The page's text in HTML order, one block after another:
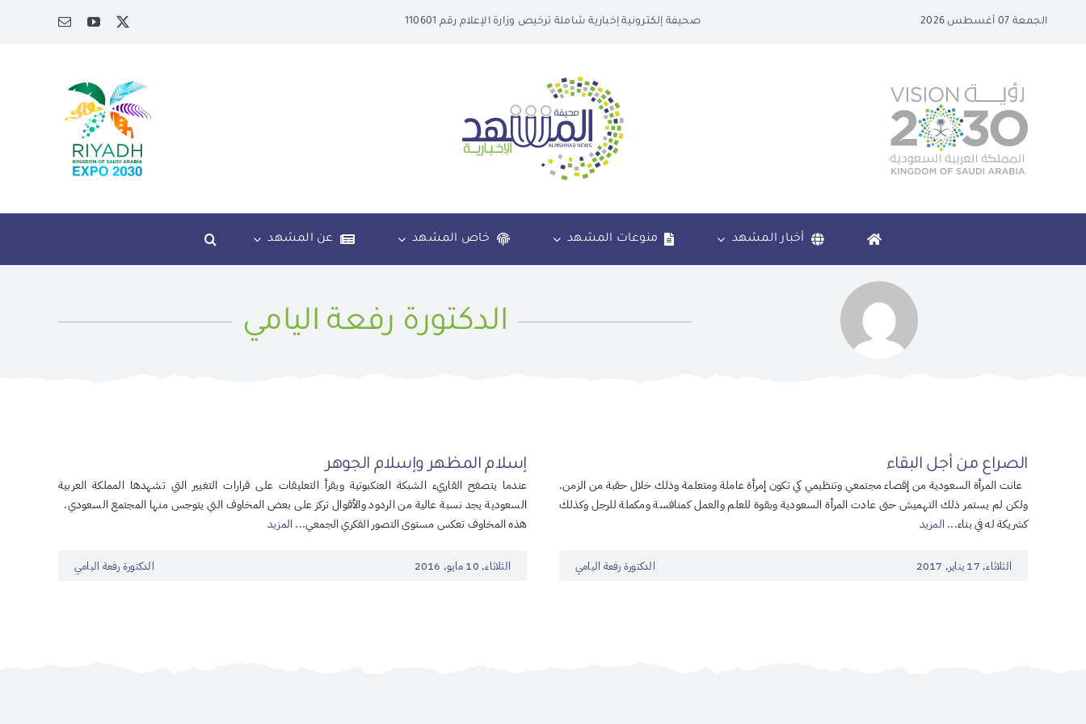
الجمعة 07 أغسطس 2026 صحيفة إلكترونية إخبارية شاملة ترخيص وزارة الإعلام رقم 110601
أخبار المشهد منوعات المشهد خاص المشهد عن المشهد
الدكتورة رفعة اليامي
الصراع من أجل البقاء
عانت المرأة السعودية من إقصاء مجتمعي وتنظيمي كي تكون إمرأة عاملة ومتعلمة وذلك خلال حقبة من الزمن.
ولكن لم يستمر ذلك التهميش حتى عادت المرأة السعودية وبقوة للعلم والعمل كمنافسة ومكملة للرجل وكذلك
كشريكة له في بناء... المزيد
الثلاثاء, 17 يناير, 2017 الدكتورة رفعة اليامي
إسلام المظهر وإسلام الجوهر
عندما يتصفح القاريء الشبكة العنكبوتية ويقرأ التعليقات على قرارات التغيير التي تشهدها المملكة العربية
السعودية يجد نسبة عالية من الردود والأقوال تركز على بعض المخاوف التي يتوجس منها المجتمع السعودي.
هذه المخاوف تعكس مستوى التصور الفكري الجمعي... المزيد
الثلاثاء, 10 مايو, 2016 الدكتورة رفعة اليامي